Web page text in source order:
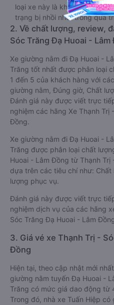
loại xe này là không bắt
trạng bị nhồi nhét trong quá
2. Về chất lượng, review,
Sóc Trăng Đạ Huoai -
Xe giường nằm đi Đạ Huoai -
Trăng tốt nhất được phân loại
1 đến 5 của khách hàng với
giường nằm, Đúng giờ, Chất
Đánh giá này được viết trực
nghiệm các hãng Xe Thạnh Trị
Đồng.
Xe giường nằm đi Đạ Huoai -
Trăng được phân loại chất
Huoai - Lâm Đồng từ Thạnh
dựa trên các tiêu chí như:
lượng phục vụ.
Đánh giá này được viết trực
nghiệm dịch vụ của các hãng
Sóc Trăng Đạ Huoai - Lâm
3. Giá vé xe Thạnh Trị -
Đồng
Hiện tại, theo cập nhật mới
giường nằm tuyến Đạ Huoai -
Trăng có mức giá dao động
Trong đó, nhà xe Tuấn Hiệp